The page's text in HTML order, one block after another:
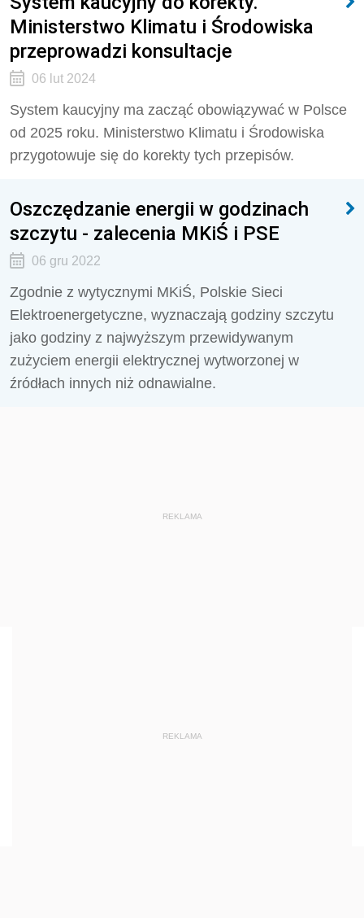
Ministerstwo Klimatu i Środowiska
przeprowadzi konsultacje
06 lut 2024
System kaucyjny ma zacząć obowiązywać w Polsce
od 2025 roku. Ministerstwo Klimatu i Środowiska
przygotowuje się do korekty tych przepisów.
Oszczędzanie energii w godzinach
szczytu - zalecenia MKiŚ i PSE
06 gru 2022
Zgodnie z wytycznymi MKiŚ, Polskie Sieci
Elektroenergetyczne, wyznaczają godziny szczytu
jako godziny z najwyższym przewidywanym
zużyciem energii elektrycznej wytworzonej w
źródłach innych niż odnawialne.
REKLAMA
REKLAMA